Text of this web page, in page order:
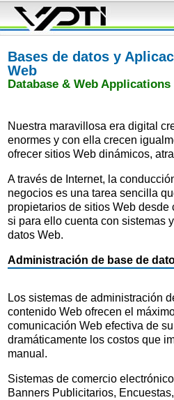
Bases de datos y
Web
Database & Web Applications
Nuestra maravillosa era digital
enormes y con ella crecen
ofrecer sitios Web dinámicos,
A través de Internet, la
negocios es una tarea sencilla
propietarios de sitios Web desde
si para ello cuenta con sistemas
datos Web.
Administración de base de
Los sistemas de administración
contenido Web ofrecen el
comunicación Web efectiva de
dramáticamente los costos que
manual.
Sistemas de comercio
Banners Publicitarios,